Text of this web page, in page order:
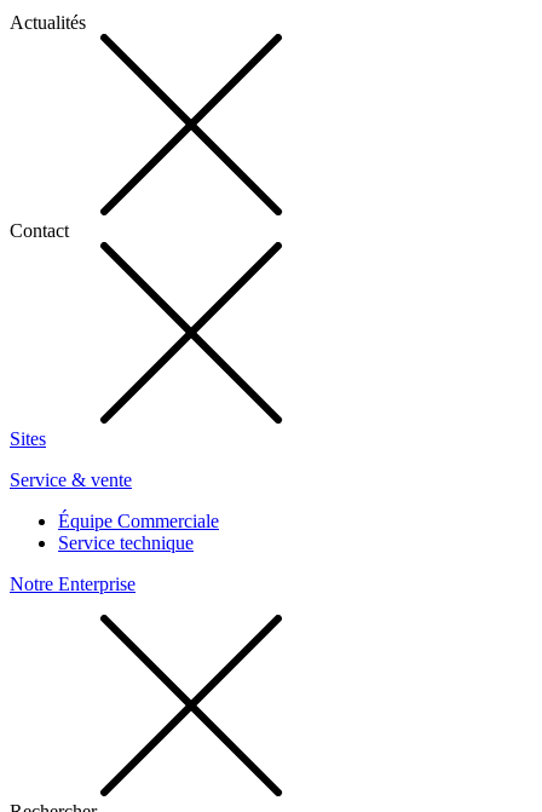
Actualités
Contact
Sites
Service & vente
Équipe Commerciale
Service technique
Notre Enterprise